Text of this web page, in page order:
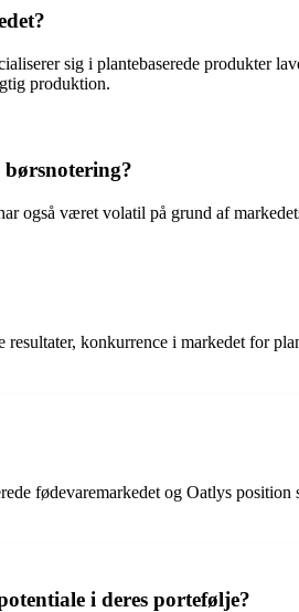
sig i plantebaserede produkter
produktion.
været volatil på grund af
konkurrence i markedet for
fødevaremarkedet og Oatlys
i deres portefølje?